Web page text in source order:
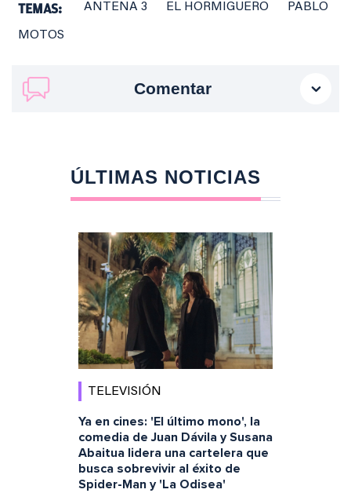
TEMAS: ANTENA 3 EL HORMIGUERO PABLO
MOTOS
Comentar
ÚLTIMAS NOTICIAS
TELEVISIÓN
Ya en cines: 'El último mono', la
comedia de Juan Dávila y Susana
Abaitua lidera una cartelera que
busca sobrevivir al éxito de
Spider-Man y 'La Odisea'